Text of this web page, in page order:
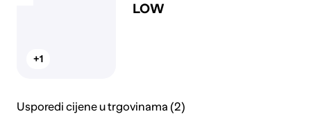
+1
LOW
Usporedi cijene u trgovinama (2)